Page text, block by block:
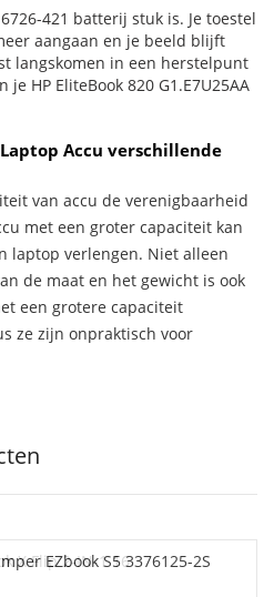
421 batterij stuk is. Je toestel
aangaan en je beeld blijft
langskomen in een herstelpunt
HP EliteBook 820 G1.E7U25AA
Accu verschillende
van accu de verenigbaarheid
met een groter capaciteit kan
laptop verlengen. Niet alleen
de maat en het gewicht is ook
een grotere capaciteit
ze zijn onpraktisch voor